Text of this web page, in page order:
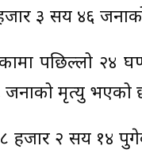
३ सय ४६
पछिल्लो २४
मृत्यु भएको
हजार २ सय १४